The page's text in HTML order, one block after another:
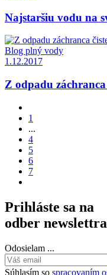
Najstaršiu vodu na
Blog plný vody
1.12.2017
Z odpadu
1
...
4
5
6
7
Prihláste sa na
odber newslettra
Odosielam ...
Súhlasím so spracovaním